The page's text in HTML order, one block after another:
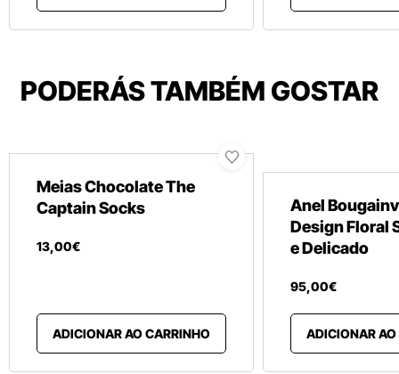
PODERÁS TAMBÉM GOSTAR
Meias Chocolate The
Captain Socks
13,00€
ADICIONAR AO CARRINHO
Anel
Design Floral
e Delicado
95,00€
ADICIONAR